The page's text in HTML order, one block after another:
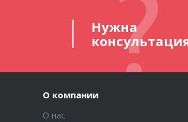
Нужна
О компании
О нас